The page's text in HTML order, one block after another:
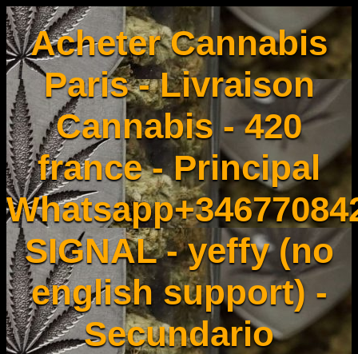
Acheter Cannabis
Paris - Livraison
Cannabis - 420
france - Principal
SIGNAL - yeffy (no
english support) -
Secundario